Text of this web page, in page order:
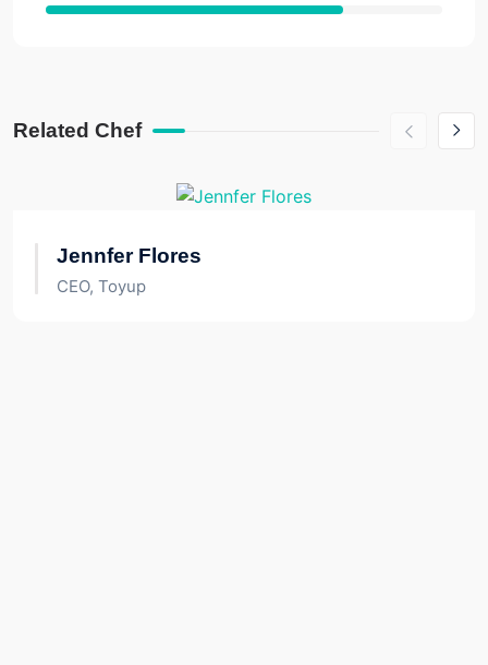
Related Chef
Jennfer Flores
CEO, Toyup